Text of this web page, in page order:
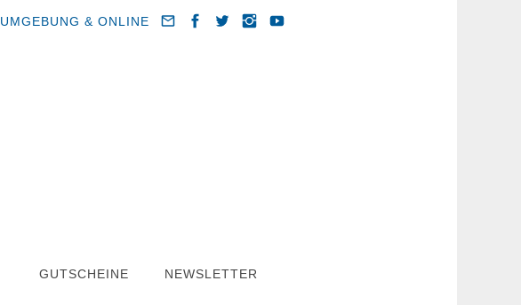
& ONLINE
GUTSCHEINE NEWSLETTER